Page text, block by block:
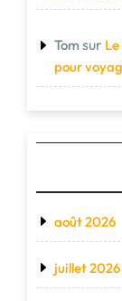
Tom sur
pour
août 2026
juillet 2026